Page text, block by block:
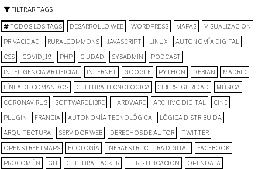
FILTRAR TAGS
TODOS LOS TAGS DESARROLLO WEB WORDPRESS MAPAS VISUALIZACIÓN
PRIVACIDAD RURALCOMMONS JAVASCRIPT LINUX AUTONOMÍA DIGITAL
CSS COVID_19 PHP CIUDAD SYSADMIN PODCAST
INTELIGENCIA ARTIFICIAL INTERNET GOOGLE PYTHON DEBIAN MADRID
LÍNEA DE COMANDOS CULTURA TECNOLÓGICA CIBERSEGURIDAD MÚSICA
CORONAVIRUS SOFTWARE LIBRE HARDWARE ARCHIVO DIGITAL CINE
PLUGIN FRANCIA AUTONOMÍA TECNOLÓGICA LÓGICA DISTRIBUIDA
ARQUITECTURA SERVIDOR WEB DERECHOS DE AUTOR TWITTER
OPENSTREETMAPS ECOLOGÍA INFRAESTRUCTURA DIGITAL FACEBOOK
PROCOMÚN GIT CULTURA HACKER TURISTIFICACIÓN OPENDATA